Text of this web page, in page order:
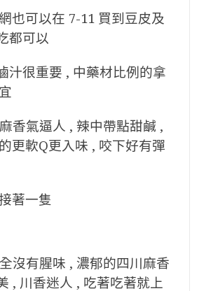
也可以在 7-11 買到豆皮及
都可以
汁很重要 , 中藥材比例的拿
香氣逼人 , 辣中帶點甜鹹 ,
更軟Q更入味 , 咬下好有彈
著一隻
沒有腥味 , 濃郁的四川麻香
, 川香迷人 , 吃著吃著就上